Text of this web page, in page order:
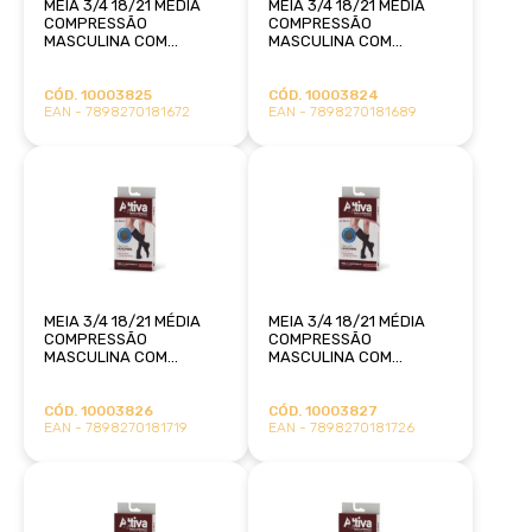
MEIA 3/4 18/21 MÉDIA
COMPRESSÃO
MASCULINA COM
CÓD. 10003825
EAN - 7898270181672
MEIA 3/4 18/21 MÉDIA
COMPRESSÃO
MASCULINA COM
CÓD. 10003824
EAN - 7898270181689
MEIA 3/4 18/21 MÉDIA
COMPRESSÃO
MASCULINA COM
CÓD. 10003826
EAN - 7898270181719
MEIA 3/4 18/21 MÉDIA
COMPRESSÃO
MASCULINA COM
CÓD. 10003827
EAN - 7898270181726